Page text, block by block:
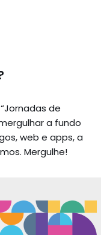
de
a fundo
web e apps, a
Mergulhe!